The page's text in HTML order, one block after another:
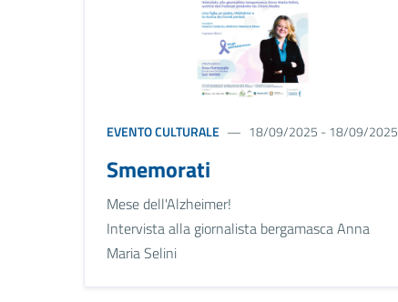
EVENTO CULTURALE 18/09/2025 - 18/09/2025
Smemorati
Mese dell'Alzheimer!
Intervista alla giornalista bergamasca Anna
Maria Selini